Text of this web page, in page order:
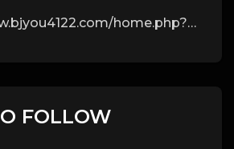
home.php?mod=space&uid=420095&do=profile&from=space
FOLLOW